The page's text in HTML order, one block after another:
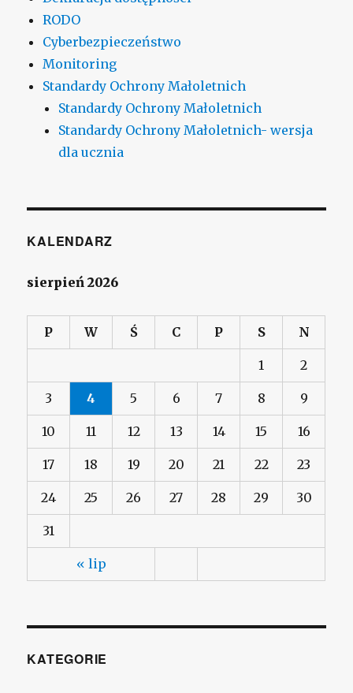
RODO
Cyberbezpieczeństwo
Monitoring
Standardy Ochrony Małoletnich
Standardy Ochrony Małoletnich
Standardy Ochrony Małoletnich- wersja
dla ucznia
KALENDARZ
sierpień 2026
P W Ś C P S N
« lip
1 2
3 4 5 6 7 8 9
10 11 12 13 14 15 16
17 18 19 20 21 22 23
24 25 26 27 28 29 30
31
KATEGORIE